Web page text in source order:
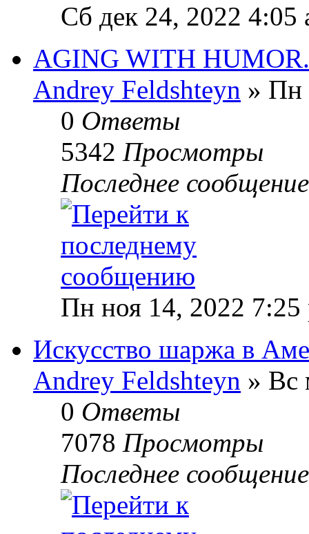
Сб дек 24, 2022 4:05
AGING WITH
Andrey Feldshteyn » Пн
0 Ответы
5342 Просмотры
Последнее
Пн ноя 14, 2022 7:25
Искусство шаржа в
Andrey Feldshteyn » Вс
0 Ответы
7078 Просмотры
Последнее